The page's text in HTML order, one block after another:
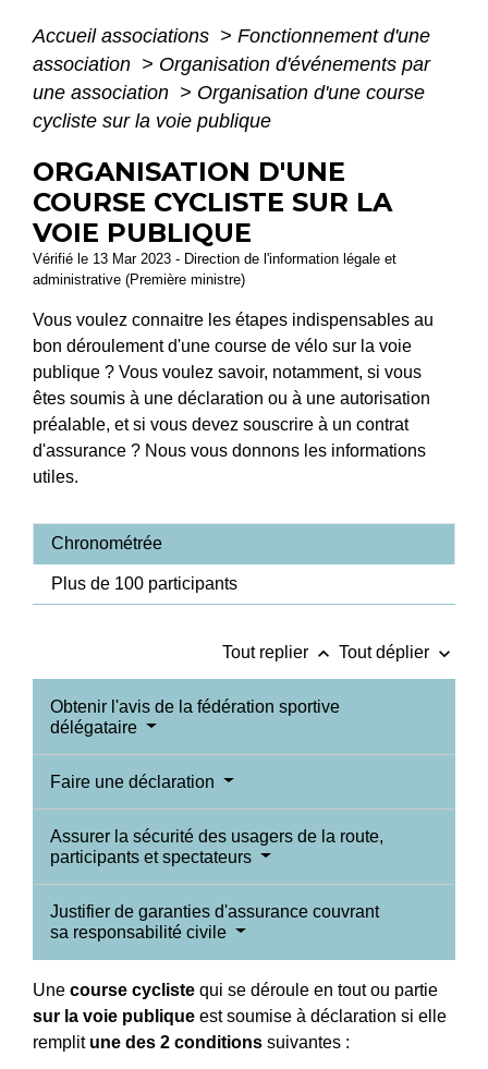
Accueil associations > Fonctionnement d'une
association > Organisation d'événements par
une association > Organisation d'une course
cycliste sur la voie publique
ORGANISATION D'UNE
COURSE CYCLISTE SUR LA
VOIE PUBLIQUE
Vérifié le 13 Mar 2023 - Direction de l'information légale et
administrative (Première ministre)
Vous voulez connaitre les étapes indispensables au
bon déroulement d'une course de vélo sur la voie
publique ? Vous voulez savoir, notamment, si vous
êtes soumis à une déclaration ou à une autorisation
préalable, et si vous devez souscrire à un contrat
d'assurance ? Nous vous donnons les informations
utiles.
Chronométrée
Plus de 100 participants
Tout replier keyboard_arrow_up Tout déplier keyboard_arrow_down
Obtenir l'avis de la fédération sportive
délégataire
Faire une déclaration
Assurer la sécurité des usagers de la route,
participants et spectateurs
Justifier de garanties d'assurance couvrant
sa responsabilité civile
Une course cycliste qui se déroule en tout ou partie
sur la voie publique est soumise à déclaration si elle
remplit une des 2 conditions suivantes :